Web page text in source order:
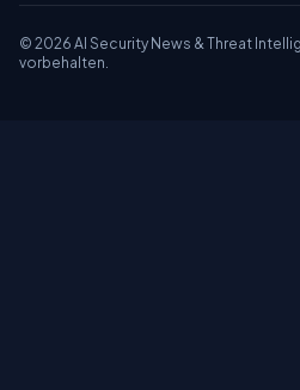
© 2026 AI Security News & Threat
vorbehalten.